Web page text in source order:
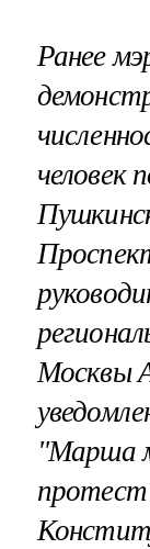
Ранее
человек
Москвы
"Марша